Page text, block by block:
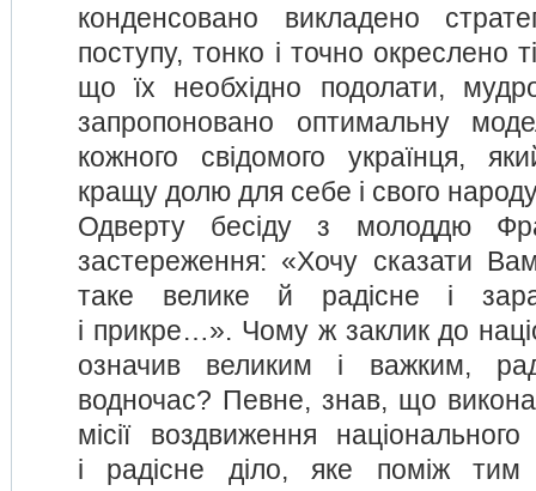
конденсовано викладено
поступу, тонко і точно окреслено
що їх необхідно подолати,
запропоновано оптимальну
кожного свідомого українця,
кращу долю для себе і свого
Одверту бесіду з молоддю
застереження: «Хочу сказати
таке велике й радісне і
і прикре…». Чому ж заклик до
означив великим і важким,
водночас? Певне, знав, що
місії воздвиження
і радісне діло, яке поміж тим